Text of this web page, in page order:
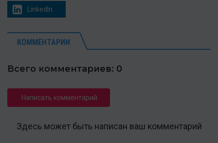
LinkedIn
КОММЕНТАРИИ
Всего комментариев: 0
Написать комментарий
Здесь может быть написан ваш комментарий